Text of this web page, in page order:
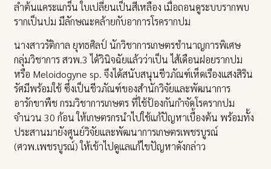
ลำต้นแคระแกร็น ใบเปลี่ยนเป็นสีเหลือง เมื่อถอนดูระบบรากพบ
รากเป็นปม มีลักษณะคล้ายกับอาการโรครากปม
นางสาวรัติกาล ยุทธศิลป์ นักวิชาการเกษตรชำนาญการพิเศษ
กลุ่มวิชาการ สวพ.3 ได้วินิจฉัยแล้วว่าเป็น ไส้เดือนฝอยรากปม
หรือ Meloidogyne sp. จึงได้สนับสนุนชีวภัณฑ์เห็ดเรืองแสงสิริน
รัศมีพร้อมใช้ ซึ่งเป็นชีวภัณฑ์ของสำนักวิจัยและพัฒนาการ
อารักขาพืช กรมวิชาการเกษตร ที่ใช้ป้องกันกำจัดโรครากปม
จำนวน 30 ก้อน ให้เกษตรกรนำไปใช้แก้ปัญหาเบื้องต้น พร้อมทั้ง
ประสานมายังศูนย์วิจัยและพัฒนาการเกษตรเพชรบูรณ์
(ศวพ.เพชรบูรณ์) ให้เข้าไปดูแลแก้ไขปัญหาดังกล่าว